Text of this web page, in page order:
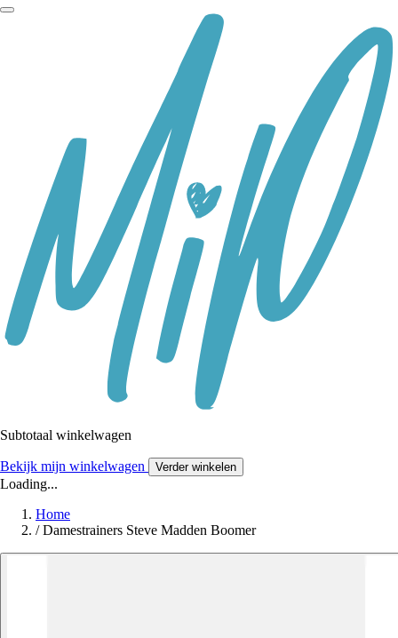
Subtotaal winkelwagen
Bekijk mijn winkelwagen Verder winkelen
Loading...
Home
/ Damestrainers Steve Madden Boomer